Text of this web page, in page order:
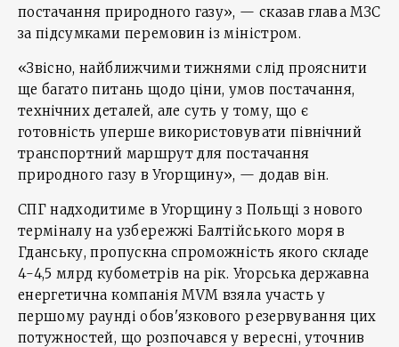
постачання природного газу», — сказав глава МЗС
за підсумками перемовин із міністром.
«Звісно, найближчими тижнями слід прояснити
ще багато питань щодо ціни, умов постачання,
технічних деталей, але суть у тому, що є
готовність уперше використовувати північний
транспортний маршрут для постачання
природного газу в Угорщину», — додав він.
СПГ надходитиме в Угорщину з Польщі з нового
терміналу на узбережжі Балтійського моря в
Гданську, пропускна спроможність якого складе
4-4,5 млрд кубометрів на рік. Угорська державна
енергетична компанія MVM взяла участь у
першому раунді обов'язкового резервування цих
потужностей, що розпочався у вересні, уточнив